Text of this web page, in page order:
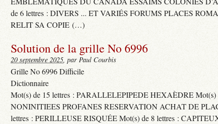
de 6 lettres : DIVERS ... ET VARIÉS FORUMS PLACES
RELIT SA COPIE (…)
Solution de la grille No 6996
20 septembre 2025, par Paul Courbis
Grille No 6996 Difficile
Dictionnaire
Mot(s) de 15 lettres : PARALLELEPIPEDE HEXAÈDRE Mot(s)
NONINITIEES PROFANES RESERVATION ACHAT DE
lettres : PERILLEUSE RISQUÉE Mot(s) de 8 lettres :